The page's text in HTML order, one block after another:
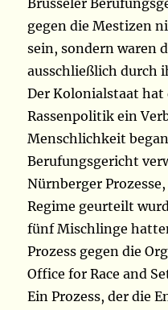
Brüsseler
gegen die Mestizen
sein, sondern waren
ausschließlich durch
Der Kolonialstaat hat
Rassenpolitik ein
Menschlichkeit
Berufungsgericht
Nürnberger
Regime geurteilt
fünf Mischlinge
Prozess gegen die
Office for Race and
Ein Prozess, der die